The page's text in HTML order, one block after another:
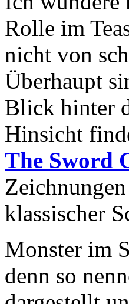
Rolle im
nicht von
Überhaupt
Blick hinter
Hinsicht
The Sword
klassischer
Monster im
denn so